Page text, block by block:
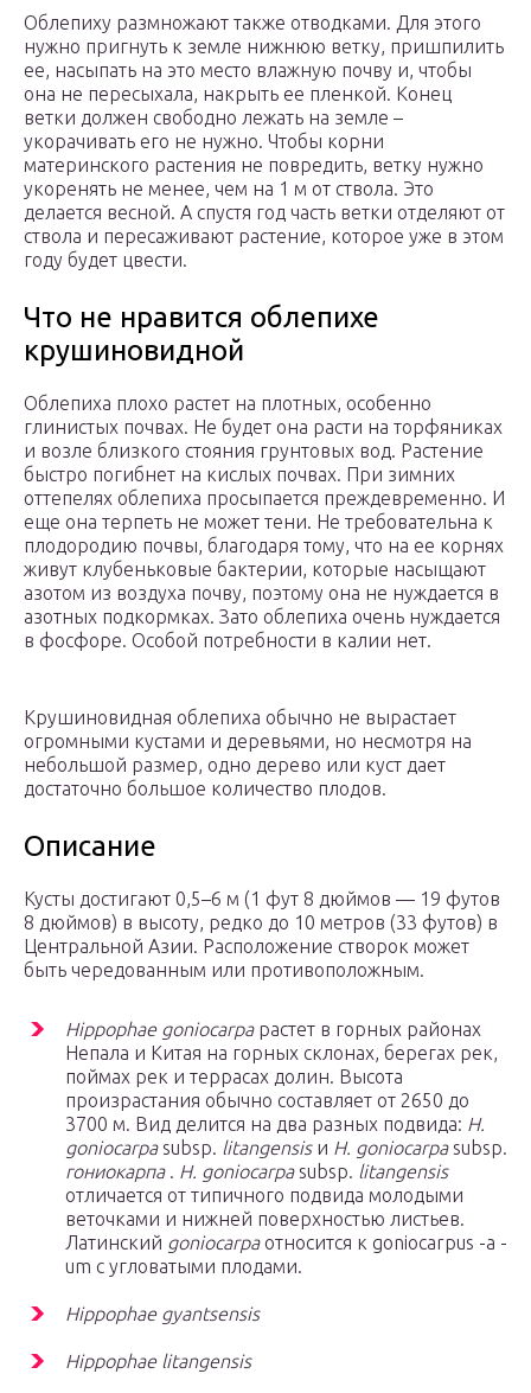
Облепиху размножают также отводками. Для этого
нужно пригнуть к земле нижнюю ветку, пришпилить
ее, насыпать на это место влажную почву и, чтобы
она не пересыхала, накрыть ее пленкой. Конец
ветки должен свободно лежать на земле –
укорачивать его не нужно. Чтобы корни
материнского растения не повредить, ветку нужно
укоренять не менее, чем на 1 м от ствола. Это
делается весной. А спустя год часть ветки отделяют от
ствола и пересаживают растение, которое уже в этом
году будет цвести.
Что не нравится облепихе
крушиновидной
Облепиха плохо растет на плотных, особенно
глинистых почвах. Не будет она расти на торфяниках
и возле близкого стояния грунтовых вод. Растение
быстро погибнет на кислых почвах. При зимних
оттепелях облепиха просыпается преждевременно. И
еще она терпеть не может тени. Не требовательна к
плодородию почвы, благодаря тому, что на ее корнях
живут клубеньковые бактерии, которые насыщают
азотом из воздуха почву, поэтому она не нуждается в
азотных подкормках. Зато облепиха очень нуждается
в фосфоре. Особой потребности в калии нет.
Крушиновидная облепиха обычно не вырастает
огромными кустами и деревьями, но несмотря на
небольшой размер, одно дерево или куст дает
достаточно большое количество плодов.
Описание
Кусты достигают 0,5–6 м (1 фут 8 дюймов — 19 футов
8 дюймов) в высоту, редко до 10 метров (33 футов) в
Центральной Азии. Расположение створок может
быть чередованным или противоположным.
Hippophae goniocarpa растет в горных районах
Непала и Китая на горных склонах, берегах рек,
поймах рек и террасах долин. Высота
произрастания обычно составляет от 2650 до
3700 м. Вид делится на два разных подвида: H.
goniocarpa subsp. litangensis и H. goniocarpa subsp.
гониокарпа . H. goniocarpa subsp. litangensis
отличается от типичного подвида молодыми
веточками и нижней поверхностью листьев.
Латинский goniocarpaотносится к goniocarpus -a -
um с угловатыми плодами.
Hippophae gyantsensis
Hippophae litangensis